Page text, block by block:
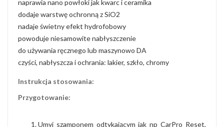
naprawia nano powłoki jak kwarc i ceramika
dodaje warstwę ochronną z SiO2
nadaje świetny efekt hydrofobowy
powoduje niesamowite nabłyszczenie
do używania ręcznego lub maszynowo DA
czyści, nabłyszcza i ochrania: lakier, szkło, chromy
Instrukcja stosowania:
Przygotowanie:
Umyj szamponem odtykającym jak np CarPro Reset,